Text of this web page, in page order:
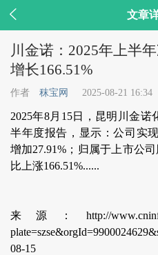
 文章
川金诺：2025年上半
增长166.51%
作者 秣宝网 2025-08-21 16:34
2025年8月15日，昆明川金
半年度报告，显示：公司实
增加27.91%；归属于上市公
比上涨166.51%......
来源：http://
08-15